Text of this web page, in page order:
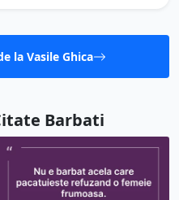
la Vasile Ghica
Barbati